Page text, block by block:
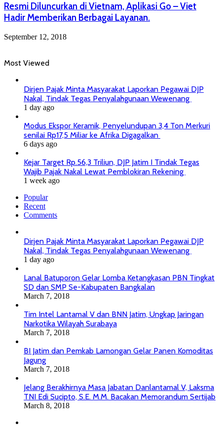
Resmi Diluncurkan di Vietnam, Aplikasi Go – Viet
Hadir Memberikan Berbagai Layanan.
September 12, 2018
Most Viewed
Dirjen Pajak Minta Masyarakat Laporkan Pegawai DJP
Nakal, Tindak Tegas Penyalahgunaan Wewenang
1 day ago
Modus Ekspor Keramik, Penyelundupan 3,4 Ton Merkuri
senilai Rp17,5 Miliar ke Afrika Digagalkan
6 days ago
Kejar Target Rp.56,3 Triliun, DJP Jatim I Tindak Tegas
Wajib Pajak Nakal Lewat Pemblokiran Rekening
1 week ago
Popular
Recent
Comments
Dirjen Pajak Minta Masyarakat Laporkan Pegawai DJP
Nakal, Tindak Tegas Penyalahgunaan Wewenang
1 day ago
Lanal Batuporon Gelar Lomba Ketangkasan PBN Tingkat
SD dan SMP Se-Kabupaten Bangkalan
March 7, 2018
Tim Intel Lantamal V dan BNN Jatim, Ungkap Jaringan
Narkotika Wilayah Surabaya
March 7, 2018
BI Jatim dan Pemkab Lamongan Gelar Panen Komoditas
Jagung
March 7, 2018
Jelang Berakhirnya Masa Jabatan Danlantamal V, Laksma
TNI Edi Sucipto, S.E. M.M. Bacakan Memorandum Sertijab
March 8, 2018